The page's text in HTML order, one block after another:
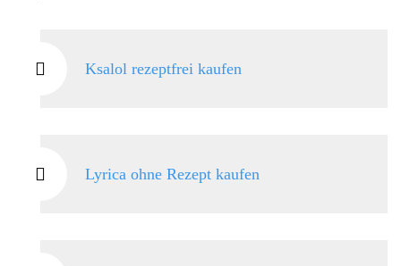
Ksalol rezeptfrei kaufen
Lyrica ohne Rezept kaufen